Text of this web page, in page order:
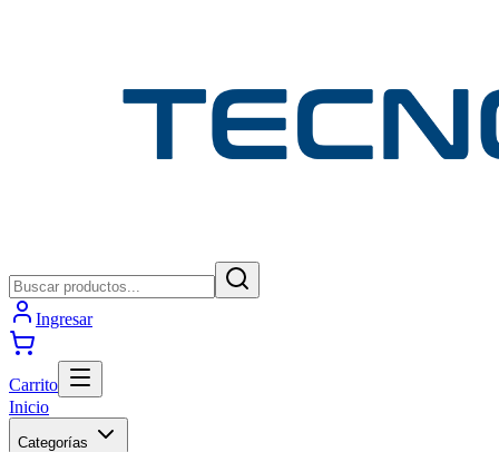
Ingresar
Carrito
Inicio
Categorías